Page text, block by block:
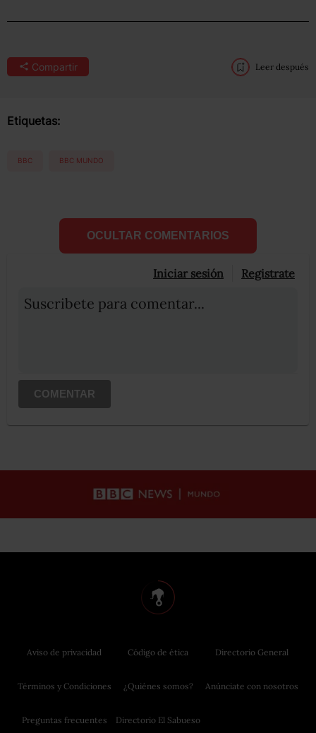
Compartir Leer después
Etiquetas:
BBC BBC MUNDO
OCULTAR COMENTARIOS
Iniciar sesión Registrate
Suscribete para comentar...
COMENTAR
Aviso de privacidad
Términos y Condiciones
Preguntas frecuentes
Código de ética
¿Quiénes somos?
Directorio El Sabueso
Directorio General
Anúnciate con nosotros